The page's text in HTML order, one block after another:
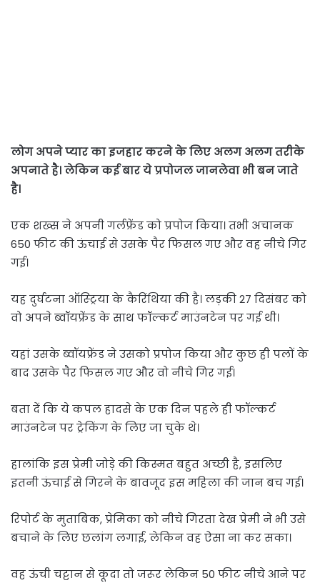
लोग अपने प्यार का इजहार करने के लिए अलग अलग तरीके
अपनाते है। लेकिन कई बार ये प्रपोजल जानलेवा भी बन जाते
है।
एक शख्स ने अपनी गर्लफ्रेंड को प्रपोज किया। तभी अचानक
650 फीट की ऊंचाई से उसके पैर फिसल गए और वह नीचे गिर
गई।
यह दुर्घटना ऑस्ट्रिया के कैरिंथिया की है। लड़की 27 दिसंबर को
वो अपने ब्वॉयफ्रेंड के साथ फॉल्कर्ट माउंनटेन पर गई थी।
यहां उसके ब्वॉयफ्रेंड ने उसको प्रपोज किया और कुछ ही पलों के
बाद उसके पैर फिसल गए और वो नीचे गिर गई।
बता दें कि ये कपल हादसे के एक दिन पहले ही फॉल्कर्ट
माउंनटेन पर ट्रेकिंग के लिए जा चुके थे।
हालांकि इस प्रेमी जोड़े की किस्मत बहुत अच्छी है, इसलिए
इतनी ऊंचाई से गिरने के बावजूद इस महिला की जान बच गई।
रिपोर्ट के मुताबिक, प्रेमिका को नीचे गिरता देख प्रेमी ने भी उसे
बचाने के लिए छलांग लगाई, लेकिन वह ऐसा ना कर सका।
वह ऊंची चट्टान से कूदा तो जरूर लेकिन 50 फीट नीचे आने पर